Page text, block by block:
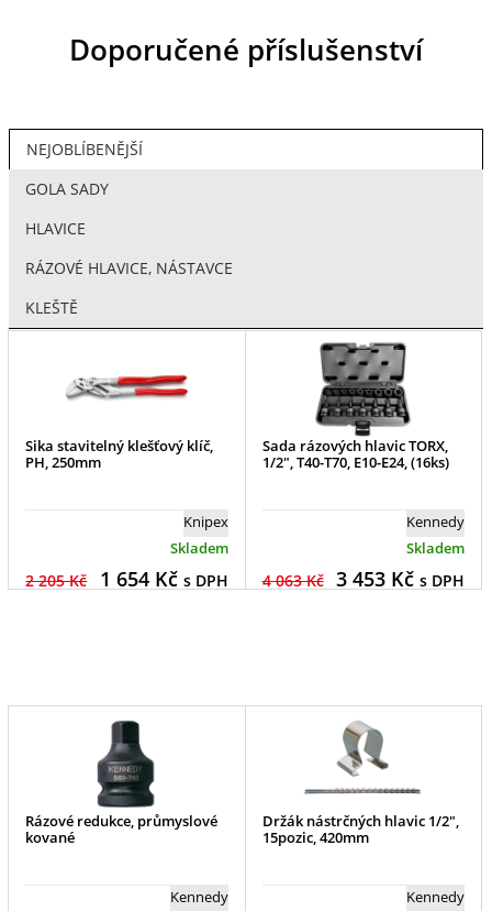
Doporučené příslušenství
NEJOBLÍBENĚJŠÍ
GOLA SADY
HLAVICE
RÁZOVÉ HLAVICE, NÁSTAVCE
KLEŠTĚ
Sika stavitelný klešťový klíč,
PH, 250mm
Knipex
Skladem
2 205 Kč 1 654Kč s DPH
Sada rázových hlavic TORX,
1/2", T40-T70, E10-E24, (16ks)
Kennedy
Skladem
4 063 Kč 3 453Kč s DPH
Rázové redukce, průmyslové
kované
Kennedy
Držák nástrčných hlavic 1/2",
15pozic, 420mm
Kennedy